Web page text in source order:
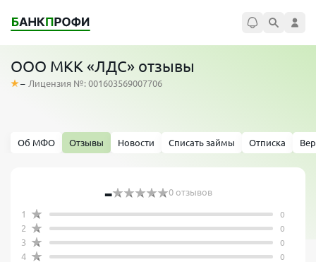
ООО МКК «ЛДС» отзывы
– Лицензия №: 001603569007706
Об МФО Отзывы Новости Списать займы Отписка
- 0 отзывов
1 0
2 0
3 0
4 0